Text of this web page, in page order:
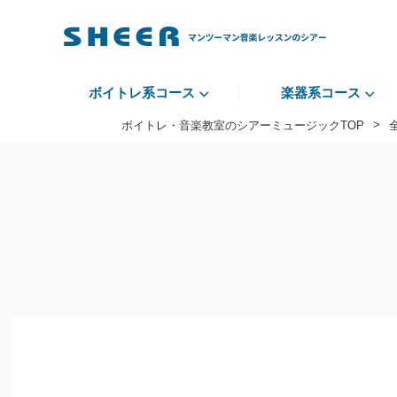
ボイトレ系コース 楽器系コース
ボイトレ・音楽教室のシアーミュージックTOP >